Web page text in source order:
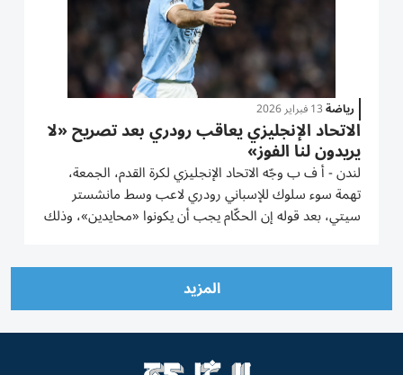
رياضة13 فبراير 2026
الاتحاد الإنجليزي يعاقب رودري بعد تصريح «لا
يريدون لنا الفوز»
لندن - أ ف ب وجّه الاتحاد الإنجليزي لكرة القدم، الجمعة،
تهمة سوء سلوك للإسباني رودري لاعب وسط مانشستر
سيتي، بعد قوله إن الحكّام يجب أن يكونوا «محايدين»، وذلك
المزيد